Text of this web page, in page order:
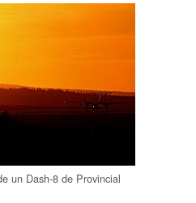
un Dash-8 de Provincial